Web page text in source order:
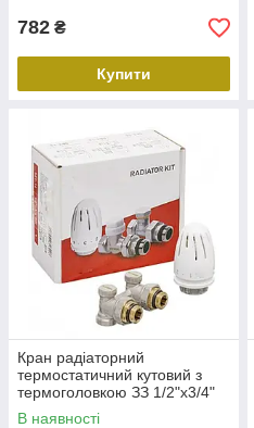
782 ₴
Купити
Кран радіаторний
термостатичний кутовий з
термоголовкою ЗЗ 1/2"х3/4"
SET-21(Комплект)
В наявності